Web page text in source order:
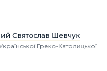
Святослав Шевчук
Греко-Католицької